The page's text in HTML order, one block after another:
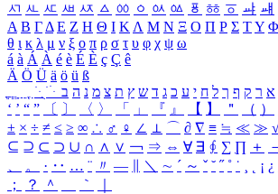
ㅺ ㅻ ㅼ ㅽ ㅾ ㅿ ㆀ ㆁ ㆂ ㆃ ㆄ ㆅ ㆆ ㆇ ㆈ
Α Β ΓΔ Ε Ζ Η Θ Ι ΚΛ Μ Ν Ξ Ο Π Ρ Σ ΤΥ Φ
θ ι κ λ μ ν ξ ο π ρ σ τ υ φ χ ψ ω
á à Á À é è É È ç Ç ê
Ä Ö Ü ä ö ü ß
ִֶֹ ֻּ ׁׂ א ר ק ף ך ל ח י ע כ ג ד ש ץ ת צ מ נ ה ב
‘ ’ “ ” 〔 〕 〈 〉 「 」 『 』 【 】 ＂ （ ）
± × ÷ ≠ ≤ ≥ ∞ ∴ ♂ ♀ ∠ ⊥ ⌒ ∂ ∇ ≡ ≒ ≪ ≫ √
⊆ ⊇ ⊂ ⊃ ∪ ∩ ∧ ∨ ￢ ⇒ ⇔ ∀ ∃ ∮ ∑ ∏ ＋ －
、
。 · ‥ … ¨ 〃 ― ＼ ∼ ´ ～ ˇ ˘ ˝ ˚ ˙ ¸ ¡ ¿
；
？ ＾ ｀